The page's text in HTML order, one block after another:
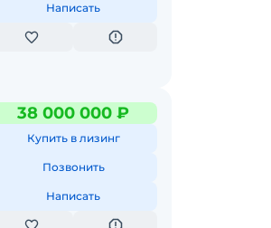
Написать
38 000 000 ₽
Купить в лизинг
Позвонить
Написать